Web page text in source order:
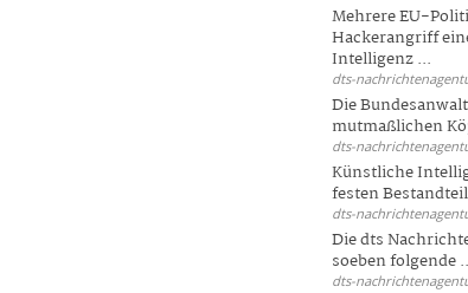
Mehrere EU-
Hackerangriff
Intelligenz ...
dts-
Die
mutmaßlichen
dts-
Künstliche
festen
dts-
Die dts
soeben folgende
dts-